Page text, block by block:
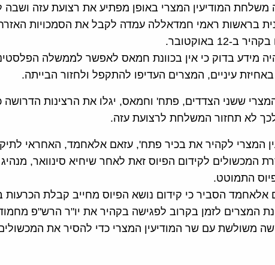
משלחת המודיעין המצרי באופן מפתיע את רצועת עזה ושבה
בראשות ראמי חמדאללה עמדה לקבל את הסמכויות
באוקטובר.
היה מידע בדוק כי אין בכוונת חמאס לאפשר לממשלה
עיניים, המצרים העדיפו להתקפל ולחזור הבייתה.
המצרי ששני הצדדים, פתח' וחמאס, יגלו את הרצינות הדרושה
לא תחזור המשלחת לרצועת עזה.
המצרי לקהיר את בכיר פתח', עזאם אלאחמד, האחראי
המכשולים לקידום הפיוס זאת לאחר שיחיא סינוואר,
התמוטט.
הסביר כי קידום נושא הפיוס מחייב קבלת הכרעות
המצרים לזמן בקרוב לפגישה בקהיר את יו"ר הרש"פ
משולשת עם שר המודיעין המצרי כדי להסיר את